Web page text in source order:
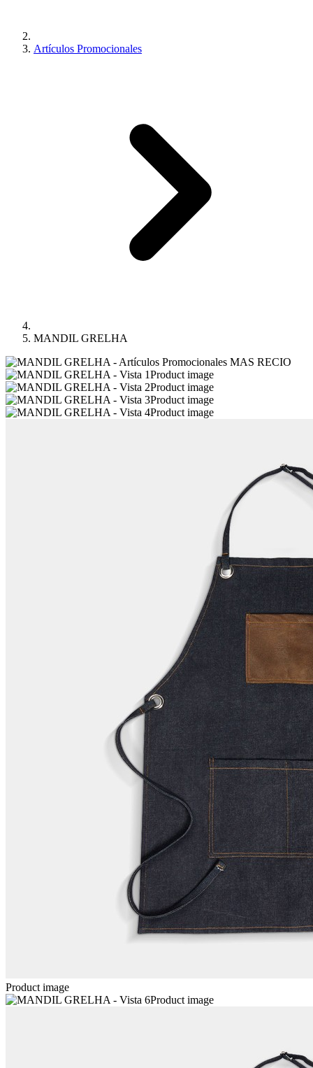
Artículos Promocionales
MANDIL GRELHA
Product image
Product image
Product image
Product image
Product image
Product image